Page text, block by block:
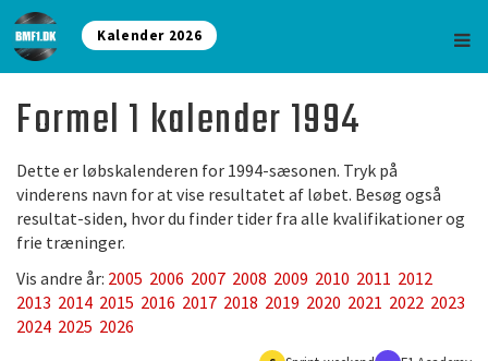
Kalender 2026
Formel 1 kalender 1994
Dette er løbskalenderen for 1994-sæsonen. Tryk på
vinderens navn for at vise resultatet af løbet. Besøg også
resultat-siden, hvor du finder tider fra alle kvalifikationer og
frie træninger.
Vis andre år: 2005 2006 2007 2008 2009 2010 2011 2012
2013 2014 2015 2016 2017 2018 2019 2020 2021 2022 2023
2024 2025 2026